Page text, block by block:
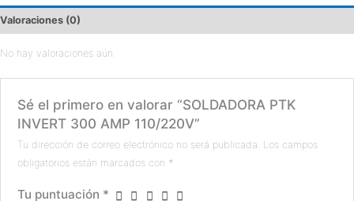
Valoraciones (0)
No hay valoraciones aún.
Sé el primero en valorar “SOLDADORA PTK
INVERT 300 AMP 110/220V”
Tu dirección de correo electrónico no será publicada. Los campos
obligatorios están marcados con *
Tu puntuación *